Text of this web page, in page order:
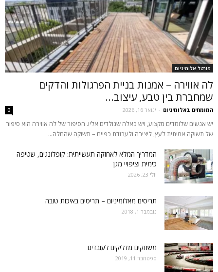
פורטל אלומיניום
לה אווירה – אמנות בניית הפרגולות והדקים
שמחברת בין טבע, עיצוב...
המומחים באלומיניום - ינואר 16, 2026 0
יש אנשים שלומדים מקצוע, ויש כאלה שנולדים אליו. הסיפור של לה אווירה הוא סיפור
של תשוקה אמיתית לעץ, ליצירה ולעבודת כפיים – תשוקה שהחלה...
המדריך המלא לאחזקה תעשייתית: קופלונגים, שטיפה
כימית וציפויי מגן
יולי 23, 2026
תריסים מאלומיניום – תריסים באיכות טובה
נובמבר 1, 2018
משחקים מדליקים לעובדים
ספטמבר 11, 2019